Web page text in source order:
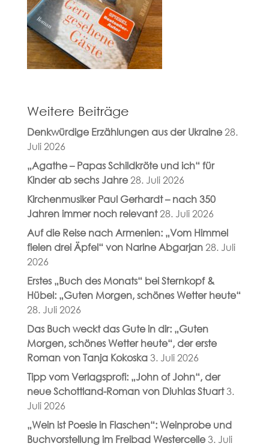
Weitere Beiträge
Denkwürdige Erzählungen aus der Ukraine 28.
Juli 2026
„Agathe – Papas Schildkröte und ich“ für
Kinder ab sechs Jahre 28. Juli 2026
Kirchenmusiker Paul Gerhardt – nach 350
Jahren immer noch relevant 28. Juli 2026
Auf die Reise nach Armenien: „Vom Himmel
fielen drei Äpfel“ von Narine Abgarjan 28. Juli
2026
Erstes „Buch des Monats“ bei Sternkopf &
Hübel: „Guten Morgen, schönes Wetter heute“
28. Juli 2026
Das Buch weckt das Gute in dir: „Guten
Morgen, schönes Wetter heute“, der erste
Roman von Tanja Kokoska 3. Juli 2026
Tipp vom Verlagsprofi: „John of John“, der
neue Schottland-Roman von Diuhlas Stuart 3.
Juli 2026
„Wein ist Poesie in Flaschen“: Weinprobe und
Buchvorstellung im Freibad Westercelle 3. Juli